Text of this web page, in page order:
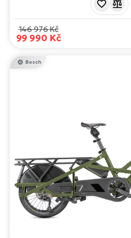
kapacitou 750 Wh a brzdami
146 976 Kč
99 990 Kč
Bosch